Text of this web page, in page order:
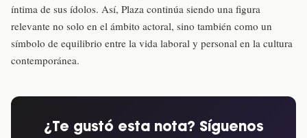
íntima de sus ídolos. Así, Plaza continúa siendo una figura
relevante no solo en el ámbito actoral, sino también como un
símbolo de equilibrio entre la vida laboral y personal en la cultura
contemporánea.
¿Te gustó esta nota? Síguenos